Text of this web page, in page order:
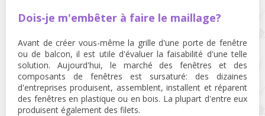
Dois-je m'embêter à faire le maillage?
Avant de créer vous-même la grille d'une porte de fenêtre
ou de balcon, il est utile d'évaluer la faisabilité d'une telle
solution. Aujourd'hui, le marché des fenêtres et des
composants de fenêtres est sursaturé: des dizaines
d'entreprises produisent, assemblent, installent et réparent
des fenêtres en plastique ou en bois. La plupart d'entre eux
produisent également des filets.